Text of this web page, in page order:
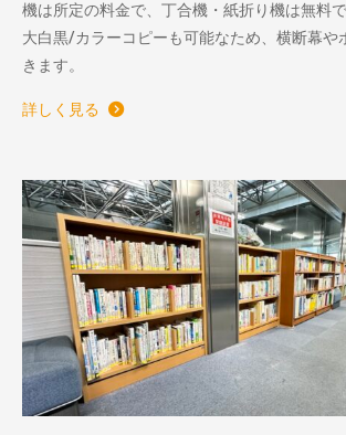
機は所定の料金で、丁合機・紙折り機は無料
大白黒/カラーコピーも可能なため、横断幕や
きます。
詳しく見る